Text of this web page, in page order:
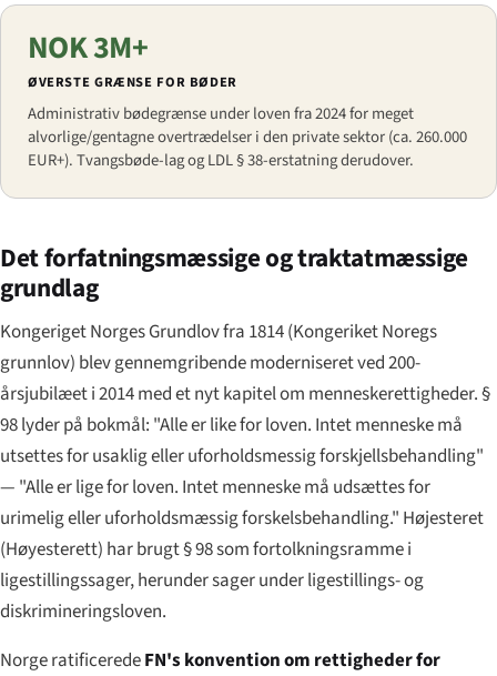
NOK 3M+
ØVERSTE GRÆNSE FOR BØDER
Administrativ bødegrænse under loven fra 2024 for meget
alvorlige/gentagne overtrædelser i den private sektor (ca. 260.000
EUR+). Tvangsbøde-lag og LDL § 38-erstatning derudover.
Det forfatningsmæssige og traktatmæssige
grundlag
Kongeriget Norges Grundlov fra 1814 (Kongeriket Noregs
grunnlov) blev gennemgribende moderniseret ved 200-
årsjubilæet i 2014 med et nyt kapitel om menneskerettigheder. §
98 lyder på bokmål: "Alle er like for loven. Intet menneske må
utsettes for usaklig eller uforholdsmessig forskjellsbehandling"
— "Alle er lige for loven. Intet menneske må udsættes for
urimelig eller uforholdsmæssig forskelsbehandling." Højesteret
(Høyesterett) har brugt § 98 som fortolkningsramme i
ligestillingssager, herunder sager under ligestillings- og
diskrimineringsloven.
Norge ratificeredeFN's konvention om rettigheder for